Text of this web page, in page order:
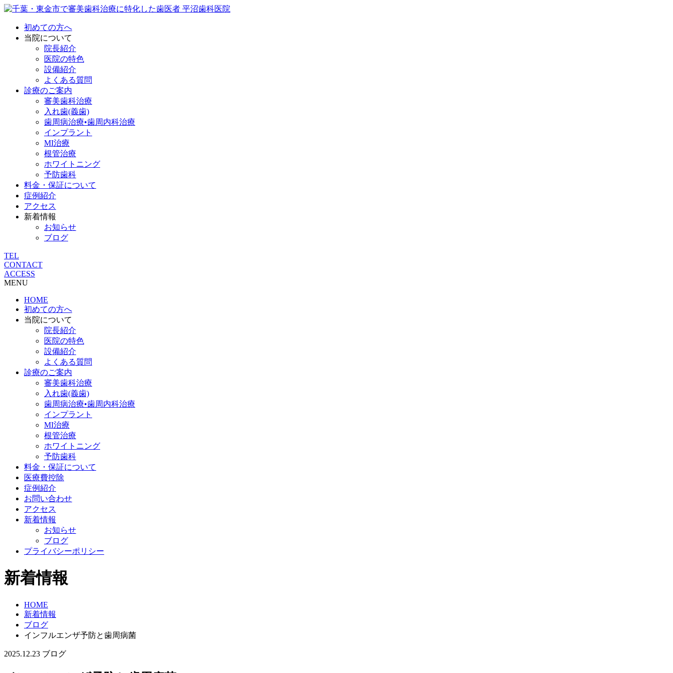
初めての方へ
当院について
院長紹介
医院の特色
設備紹介
よくある質問
診療のご案内
審美歯科治療
入れ歯(義歯)
歯周病治療•歯周内科治療
インプラント
MI治療
根管治療
ホワイトニング
予防歯科
料金・保証について
症例紹介
アクセス
新着情報
お知らせ
ブログ
TEL
CONTACT
ACCESS
MENU
HOME
初めての方へ
当院について
院長紹介
医院の特色
設備紹介
よくある質問
診療のご案内
審美歯科治療
入れ歯(義歯)
歯周病治療•歯周内科治療
インプラント
MI治療
根管治療
ホワイトニング
予防歯科
料金・保証について
医療費控除
症例紹介
お問い合わせ
アクセス
新着情報
お知らせ
ブログ
プライバシーポリシー
新着情報
HOME
新着情報
ブログ
インフルエンザ予防と歯周病菌
2025.12.23 ブログ